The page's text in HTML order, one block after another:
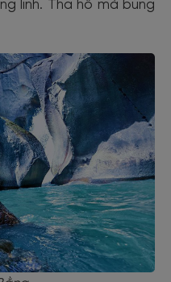
linh. Tha hồ mà bung